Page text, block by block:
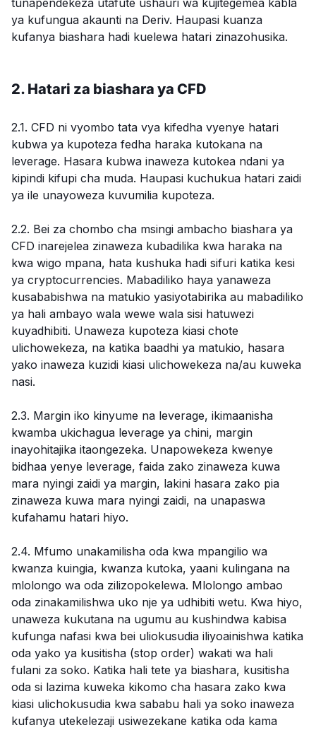
tunapendekeza utafute ushauri wa kujitegemea kabla
ya kufungua akaunti na Deriv. Haupasi kuanza
kufanya biashara hadi kuelewa hatari zinazohusika.
2. Hatari za biashara ya CFD
2.1. CFD ni vyombo tata vya kifedha vyenye hatari
kubwa ya kupoteza fedha haraka kutokana na
leverage. Hasara kubwa inaweza kutokea ndani ya
kipindi kifupi cha muda. Haupasi kuchukua hatari zaidi
ya ile unayoweza kuvumilia kupoteza.
2.2. Bei za chombo cha msingi ambacho biashara ya
CFD inarejelea zinaweza kubadilika kwa haraka na
kwa wigo mpana, hata kushuka hadi sifuri katika kesi
ya cryptocurrencies. Mabadiliko haya yanaweza
kusababishwa na matukio yasiyotabirika au mabadiliko
ya hali ambayo wala wewe wala sisi hatuwezi
kuyadhibiti. Unaweza kupoteza kiasi chote
ulichowekeza, na katika baadhi ya matukio, hasara
yako inaweza kuzidi kiasi ulichowekeza na/au kuweka
nasi.
2.3. Margin iko kinyume na leverage, ikimaanisha
kwamba ukichagua leverage ya chini, margin
inayohitajika itaongezeka. Unapowekeza kwenye
bidhaa yenye leverage, faida zako zinaweza kuwa
mara nyingi zaidi ya margin, lakini hasara zako pia
zinaweza kuwa mara nyingi zaidi, na unapaswa
kufahamu hatari hiyo.
2.4. Mfumo unakamilisha oda kwa mpangilio wa
kwanza kuingia, kwanza kutoka, yaani kulingana na
mlolongo wa oda zilizopokelewa. Mlolongo ambao
oda zinakamilishwa uko nje ya udhibiti wetu. Kwa hiyo,
unaweza kukutana na ugumu au kushindwa kabisa
kufunga nafasi kwa bei uliokusudia iliyoainishwa katika
oda yako ya kusitisha (stop order) wakati wa hali
fulani za soko. Katika hali tete ya biashara, kusitisha
oda si lazima kuweka kikomo cha hasara zako kwa
kiasi ulichokusudia kwa sababu hali ya soko inaweza
kufanya utekelezaji usiwezekane katika oda kama